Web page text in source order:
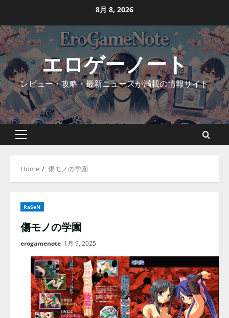
content
8月 8, 2026
エロゲーノート
レビュー・攻略・最新ニュースが満載の情報サイト
Primary
Home 傷モノの学園
RaSeN
傷モノの学園
erogamenote 1月 9, 2025